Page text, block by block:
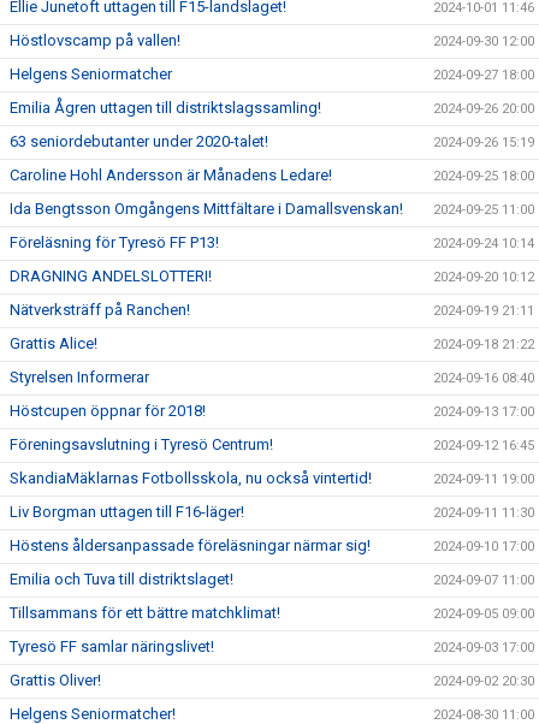
Ellie Junetoft uttagen till F15-landslaget! 2024-10-01 11:46
Höstlovscamp på vallen! 2024-09-30 12:00
Helgens Seniormatcher 2024-09-27 18:00
Emilia Ågren uttagen till distriktslagssamling! 2024-09-26 20:00
63 seniordebutanter under 2020-talet! 2024-09-26 15:19
Caroline Hohl Andersson är Månadens Ledare! 2024-09-25 18:00
Ida Bengtsson Omgångens Mittfältare i Damallsvenskan! 2024-09-25 11:00
Föreläsning för Tyresö FF P13! 2024-09-24 10:14
DRAGNING ANDELSLOTTERI! 2024-09-20 10:12
Nätverksträff på Ranchen! 2024-09-19 21:11
Grattis Alice! 2024-09-18 21:22
Styrelsen Informerar 2024-09-16 08:40
Höstcupen öppnar för 2018! 2024-09-13 17:00
Föreningsavslutning i Tyresö Centrum! 2024-09-12 16:45
SkandiaMäklarnas Fotbollsskola, nu också vintertid! 2024-09-11 19:00
Liv Borgman uttagen till F16-läger! 2024-09-11 11:30
Höstens åldersanpassade föreläsningar närmar sig! 2024-09-10 17:00
Emilia och Tuva till distriktslaget! 2024-09-07 11:00
Tillsammans för ett bättre matchklimat! 2024-09-05 09:00
Tyresö FF samlar näringslivet! 2024-09-03 17:00
Grattis Oliver! 2024-09-02 20:30
Helgens Seniormatcher! 2024-08-30 11:00